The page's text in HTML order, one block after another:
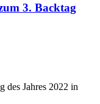
3. Backtag
des Jahres 2022 in